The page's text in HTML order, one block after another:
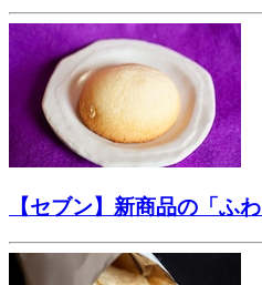
【セブン】新商品の「ふ